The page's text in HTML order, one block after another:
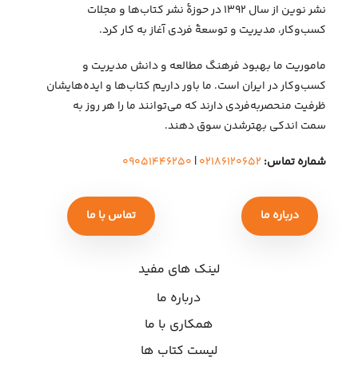
نشر نوین از سال ۱۳۹۲ در حوزهٔ نشر کتاب‌ها و مجلات
کسب‌وکار، مدیریت و توسعهٔ فردی آغاز به کار کرد.
ماموریت ما بهبود فرهنگ مطالعه و دانش مدیریت و
کسب‌وکار در ایران است. ما باور داریم کتاب‌ها و ایده‌هایشان
ظرفیت منحصربه‌فردی دارند که می‌توانند ما را هر روز به
سمت اندکی بهتر‌شدن سوق دهند.
شماره تماس: ۰۲۱۸۶۱۲۰۶۵۲| ۰۹۰۵۱۴۴۶۲۵۰
درباره ما تماس با ما
لینک های مفید
درباره ما
همکاری با ما
لیست کتاب ها